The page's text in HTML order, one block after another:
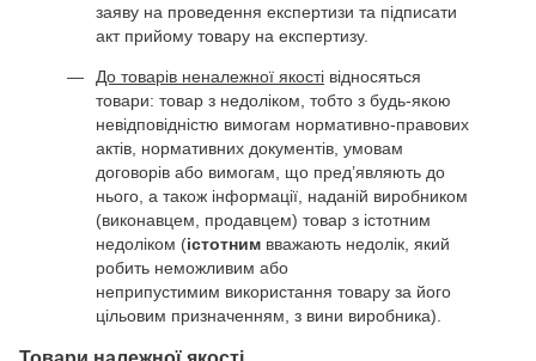
заяву на проведення експертизи та підписати
акт прийому товару на експертизу.
До товарів неналежної якості відносяться
товари: товар з недоліком, тобто з будь-якою
невідповідністю вимогам нормативно-правових
актів, нормативних документів, умовам
договорів або вимогам, що пред’являють до
нього, а також інформації, наданій виробником
(виконавцем, продавцем) товар з істотним
недоліком (істотним вважають недолік, який
робить неможливим або
неприпустимим використання товару за його
цільовим призначенням, з вини виробника).